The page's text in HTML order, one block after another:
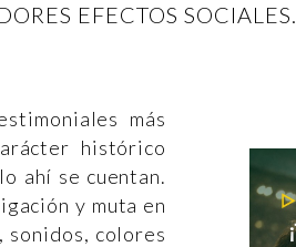
EFECTOS SOCIALES.
más
histórico
ahí se cuentan.
y muta en
sonidos, colores